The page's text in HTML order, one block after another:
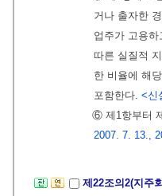
거나 출자한
업주가 고용
따른 실질적
한 비율에 해
포함한다. <신
⑥ 제1항부터
2007. 7. 13.,
제22조의2(지주